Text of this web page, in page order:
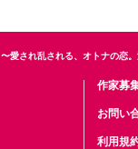
〜愛され乱される、オトナの恋
作家募
お問い
利用規